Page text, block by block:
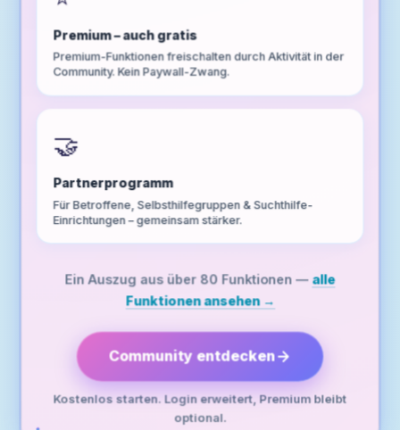
Premium – auch gratis
Premium-Funktionen freischalten durch Aktivität in der
Community. Kein Paywall-Zwang.
🤝
Partnerprogramm
Für Betroffene, Selbsthilfegruppen & Suchthilfe-
Einrichtungen – gemeinsam stärker.
Ein Auszug aus über 80 Funktionen — alle
Funktionen ansehen →
Community entdecken
Kostenlos starten. Login erweitert, Premium bleibt
optional.